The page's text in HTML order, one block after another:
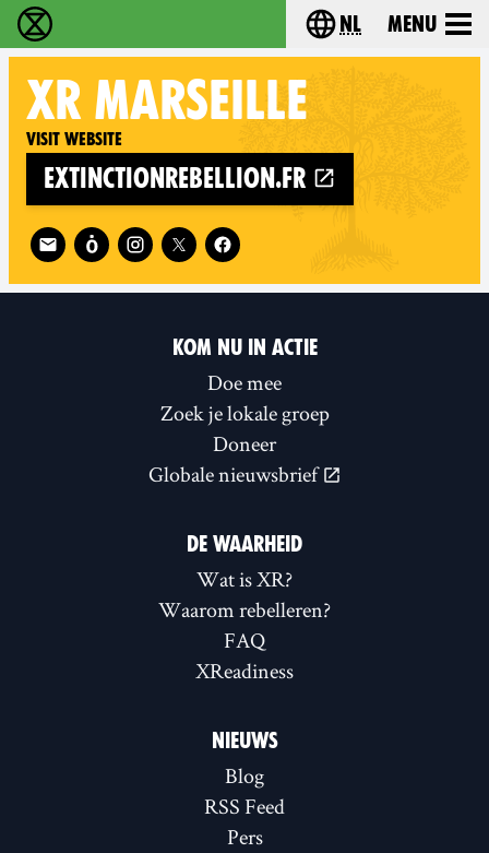
Extinction Rebellion - Home Choose your
nl Menu
XR MARSEILLE
Visit website
extinctionrebellion.fr
Follow XR Marseille on
KOM NU IN ACTIE
Doe mee
Zoek je lokale groep
Doneer
Globale nieuwsbrief
DE WAARHEID
Wat is XR?
Waarom rebelleren?
FAQ
XReadiness
NIEUWS
Blog
RSS Feed
Pers